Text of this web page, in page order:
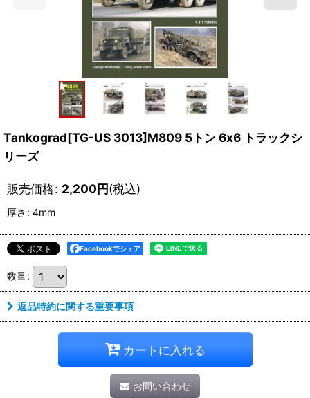
Tankograd[TG-US 3013]M809 5トン 6x6 トラックシ
リーズ
販売価格: 2,200円(税込)
厚さ : 4mm
Facebookでシェア
数量:
返品特約に関する重要事項
カートに入れる
お問い合わせ